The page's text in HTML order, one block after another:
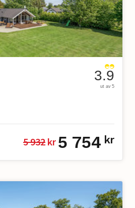
3.9
ut av 5
5 932 kr 5 754 kr